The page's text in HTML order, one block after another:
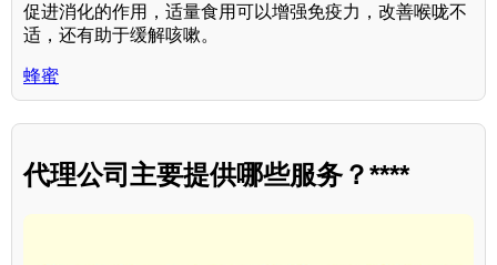
促进消化的作用，适量食用可以增强免疫力，改善喉咙不
适，还有助于缓解咳嗽。
蜂蜜
代理公司主要提供哪些服务？****